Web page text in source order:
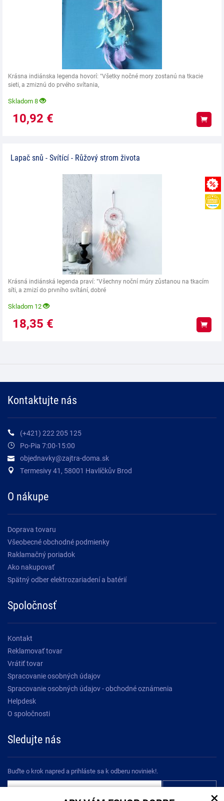
Krásna indiánska legenda hovorí: "Všetky nočné mory zostanú na tkacie
sieti, a zmiznú do prvého svítania,
Skladom 8
10,92 € Kúpiť
Lapač snů - Svítící - Růžový strom života
Krásná indiánská legenda praví: "Všechny noční múry zůstanou na tkacím
síti, a zmizí do prvního svítání, dobré
Skladom 12
18,35 € Kúpiť
Kontaktujte nás
(+421) 222 205 125
Po-Pia 7:00-15:00
objednavky@zajtra-doma.sk
Termesivy 41, 58001 Havlíčkův Brod
O nákupe
Doprava tovaru
Všeobecné obchodné podmienky
Raklamačný poriadok
Ako nakupovať
Spätný odber elektrozariadení a batérií
Spoločnosť
Kontakt
Reklamovať tovar
Vrátiť tovar
Spracovanie osobných údajov
Spracovanie osobných údajov - obchodné oznámenia
Helpdesk
O spoločnosti
Sledujte nás
Buďte o krok napred a prihláste sa k odberu noviniek!.